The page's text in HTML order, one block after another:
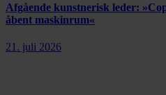
Afgående kunstnerisk leder:
åbent maskinrum«
21. juli 2026